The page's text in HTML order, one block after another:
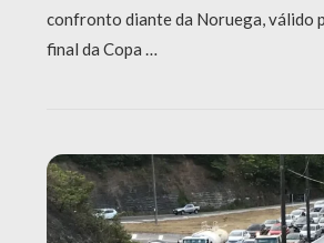
confronto diante da Noruega, válido
final da Copa …